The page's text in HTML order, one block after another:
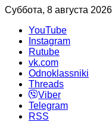
Суббота, 8 августа 2026
YouTube
Instagram
Rutube
vk.com
Odnoklassniki
Threads
Viber
Telegram
RSS